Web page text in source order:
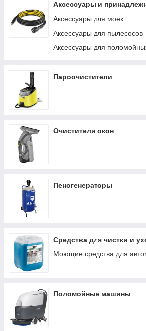
Аксессуары и
Аксессуары для моек
Аксессуары для пылесосов
Аксессуары для
Пароочистители
Очистители окон
Пеногенераторы
Средства для чистки и
Моющие средства для
Поломойные машины